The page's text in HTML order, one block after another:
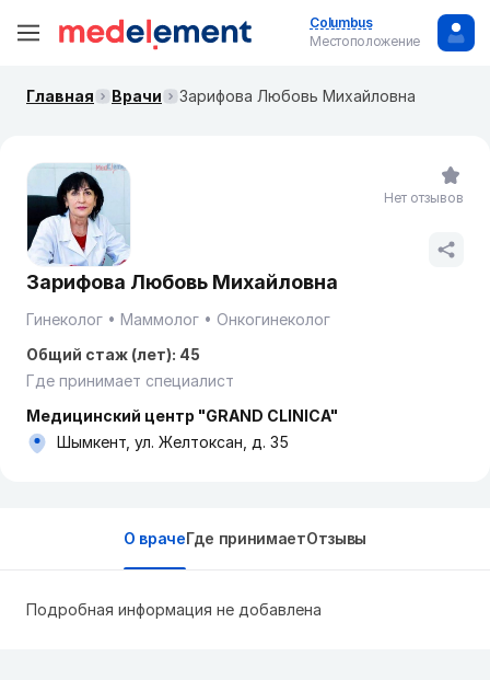
Columbus
Местоположение
Главная Врачи Зарифова Любовь Михайловна
Зарифова Любовь Михайловна
Гинеколог Маммолог
Онкогинеколог
Общий стаж (лет): 45
Где принимает специалист
Медицинский центр "GRAND CLINICA"
Шымкент, ул. Желтоксан, д. 35
Нет отзывов
О врачеГде принимаетОтзывы
Подробная информация не добавлена